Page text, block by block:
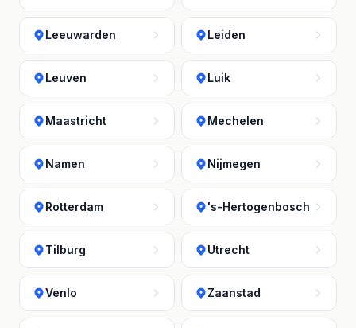
Leeuwarden Leiden
Leuven Luik
Maastricht Mechelen
Namen Nijmegen
Rotterdam 's-Hertogenbosch
Tilburg Utrecht
Venlo Zaanstad